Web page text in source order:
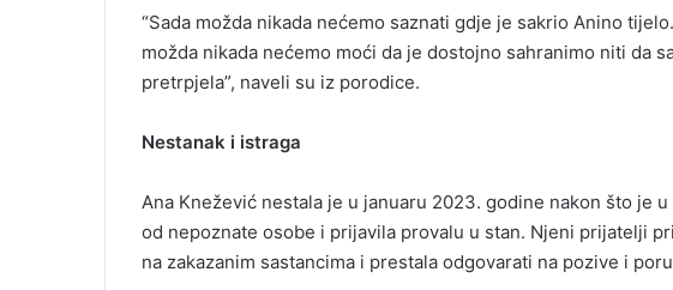
“Sada možda nikada nećemo saznati gdje je sakrio Anino
možda nikada nećemo moći da je dostojno sahranimo niti da
pretrpjela”, naveli su iz porodice.
Nestanak i istraga
Ana Knežević nestala je u januaru 2023. godine nakon što je
od nepoznate osobe i prijavila provalu u stan. Njeni prijatelji
na zakazanim sastancima i prestala odgovarati na pozive i